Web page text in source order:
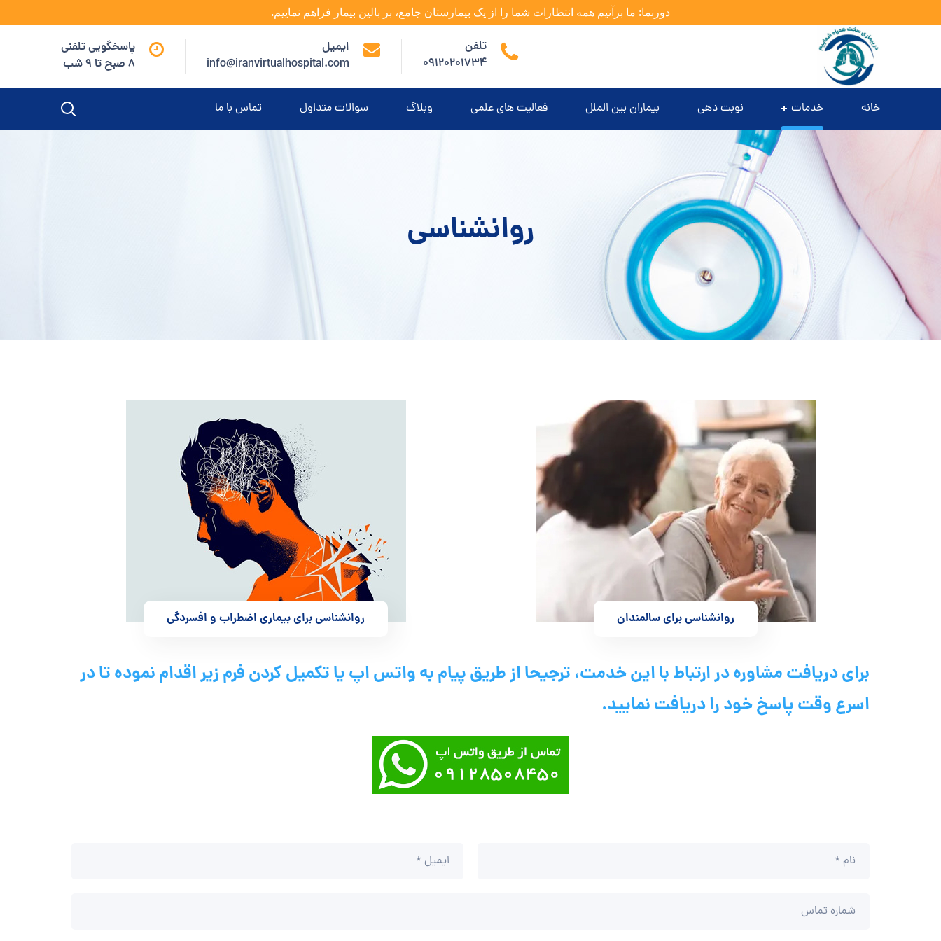
دورنما: ما برآنیم همه انتظارات شما را از یک بیمارستان جامع، بر بالین بیمار فراهم نماییم.
تلفن
09120201734
ایمیل
info@iranvirtualhospital.com
پاسخگویی تلفنی
8 صبح تا 9 شب
خانه خدمات نوبت دهی بیماران بین الملل فعالیت های علمی وبلاگ سوالات متداول تماس با ما
روانشناسی
روانشناسی برای سالمندان روانشناسی برای بیماری اضطراب و افسردگی
برای دریافت مشاوره در ارتباط با این خدمت، ترجیحا از طریق پیام به واتس اپ یا تکمیل کردن فرم زیر اقدام نموده تا در
اسرع وقت پاسخ خود را دریافت نمایید.